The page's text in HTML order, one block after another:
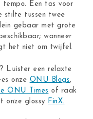
Een tas voor
stilte tussen twee
gebaar met grote
wanneer
het niet om twijfel.
Luister een relaxte
onze ONU Blogs,
ONU Times of raak
onze glossy FinX.